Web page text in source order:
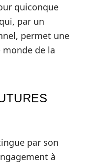
quiconque
par un
permet une
de la
par son
à